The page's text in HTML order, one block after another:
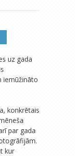
uz gada
iemūžināto
konkrētais
par gada
kur